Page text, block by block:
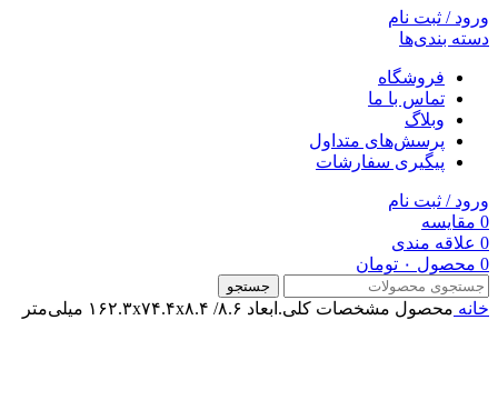
ورود / ثبت نام
دسته بندی‌ها
فروشگاه
تماس با ما
وبلاگ
پرسش‌های متداول
پیگیری سفارشات
ورود / ثبت نام
0 مقایسه
0 علاقه مندی
0 محصول ۰ تومان
جستجو
خانه محصول مشخصات کلی.ابعاد ۱۶۲.۳x۷۴.۴x۸.۴ /۸.۶ میلی‌متر